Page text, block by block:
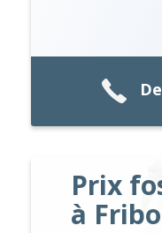
Prix
à